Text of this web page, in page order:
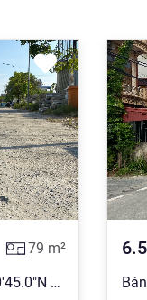
79 m²
Bán Đất nền diện tích 79 m2 21°10'45.0"N 105°49'57.2"E, Xã Nguyên Khê giá 7.4 tỷ đồng
6.5